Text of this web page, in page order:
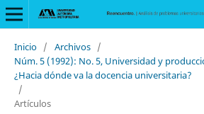
Inicio / Archivos /
Núm. 5 (1992): No. 5, Universidad y
¿Hacia dónde va la docencia universitaria?
/
Artículos